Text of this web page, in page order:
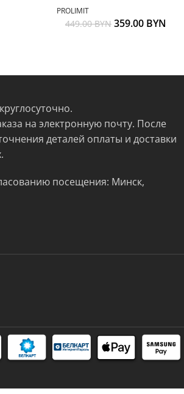
PROLIMIT
449.00BYN 359.00 BYN
на электронную почту. После
деталей оплаты и доставки
посещения: Минск,